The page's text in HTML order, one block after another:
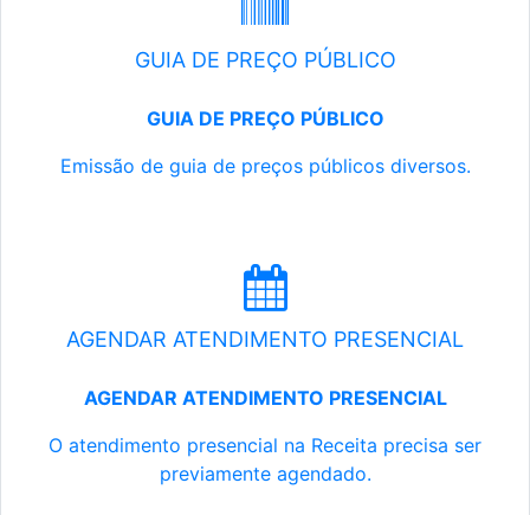
GUIA DE PREÇO PÚBLICO
GUIA DE PREÇO PÚBLICO
Emissão de guia de preços públicos diversos.
AGENDAR ATENDIMENTO PRESENCIAL
AGENDAR ATENDIMENTO PRESENCIAL
O atendimento presencial na Receita precisa ser
previamente agendado.